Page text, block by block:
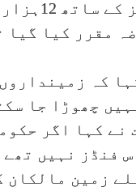
لازمی
مقرر کیا گیا
کہ
چھوڑا جا
نے کہا اگر
فنڈز نہیں تھے
زمین مالکان